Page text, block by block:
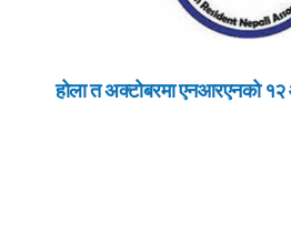
होला त अक्टोबरमा एनआरएनको